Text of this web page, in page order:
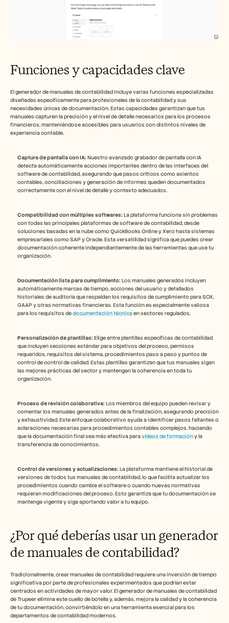
Funciones y capacidades clave
El generador de manuales de contabilidad incluye varias funciones especializadas
diseñadas específicamente para profesionales de la contabilidad y sus
necesidades únicas de documentación. Estas capacidades garantizan que tus
manuales capturen la precisión y el nivel de detalle necesarios para los procesos
financieros, manteniéndose accesibles para usuarios con distintos niveles de
experiencia contable.
Captura de pantalla con IA: Nuestro avanzado grabador de pantalla con IA
detecta automáticamente acciones importantes dentro de las interfaces del
software de contabilidad, asegurando que pasos críticos como asientos
contables, conciliaciones y generación de informes queden documentados
correctamente con el nivel de detalle y contexto adecuados.
Compatibilidad con múltiples softwares: La plataforma funciona sin problemas
con todas las principales plataformas de software de contabilidad, desde
soluciones basadas en la nube como QuickBooks Online y Xero hasta sistemas
empresariales como SAP y Oracle. Esta versatilidad significa que puedes crear
documentación coherente independientemente de las herramientas que use tu
organización.
Documentación lista para cumplimiento: Los manuales generados incluyen
automáticamente marcas de tiempo, acciones del usuario y detallados
historiales de auditoría que respaldan los requisitos de cumplimiento para SOX,
GAAP y otras normativas financieras. Esta función es especialmente valiosa
para los requisitos de documentación técnica en sectores regulados.
Personalización de plantillas: Elige entre plantillas específicas de contabilidad
que incluyen secciones estándar para objetivos del proceso, permisos
requeridos, requisitos del sistema, procedimientos paso a paso y puntos de
control de control de calidad. Estas plantillas garantizan que tus manuales sigan
las mejores prácticas del sector y mantengan la coherencia en toda tu
organización.
Proceso de revisión colaborativa: Los miembros del equipo pueden revisar y
comentar los manuales generados antes de la finalización, asegurando precisión
y exhaustividad. Este enfoque colaborativo ayuda a identificar pasos faltantes o
aclaraciones necesarias para procedimientos contables complejos, haciendo
que la documentación final sea más efectiva para vídeos de formación y la
transferencia de conocimientos.
Control de versiones y actualizaciones: La plataforma mantiene el historial de
versiones de todos tus manuales de contabilidad, lo que facilita actualizar los
procedimientos cuando cambie el software o cuando nuevas normativas
requieran modificaciones del proceso. Esto garantiza que tu documentación se
mantenga vigente y siga aportando valor a tu equipo.
¿Por qué deberías usar un generador
de manuales de contabilidad?
Tradicionalmente, crear manuales de contabilidad requiere una inversión de tiempo
significativa por parte de profesionales experimentados que podrían estar
centrados en actividades de mayor valor. El generador de manuales de contabilidad
de Trupeer elimina este cuello de botella y, además, mejora la calidad y la coherencia
de tu documentación, convirtiéndolo en una herramienta esencial para los
departamentos de contabilidad modernos.